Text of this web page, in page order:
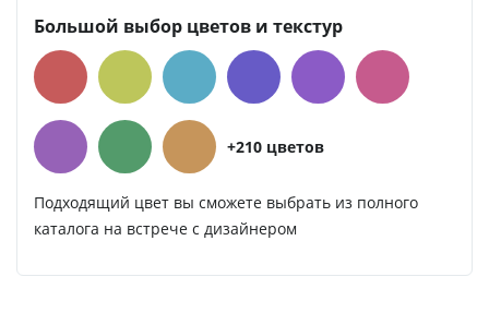
Большой выбор цветов и текстур
+210 цветов
Подходящий цвет вы сможете выбрать из полного
каталога на встрече с дизайнером